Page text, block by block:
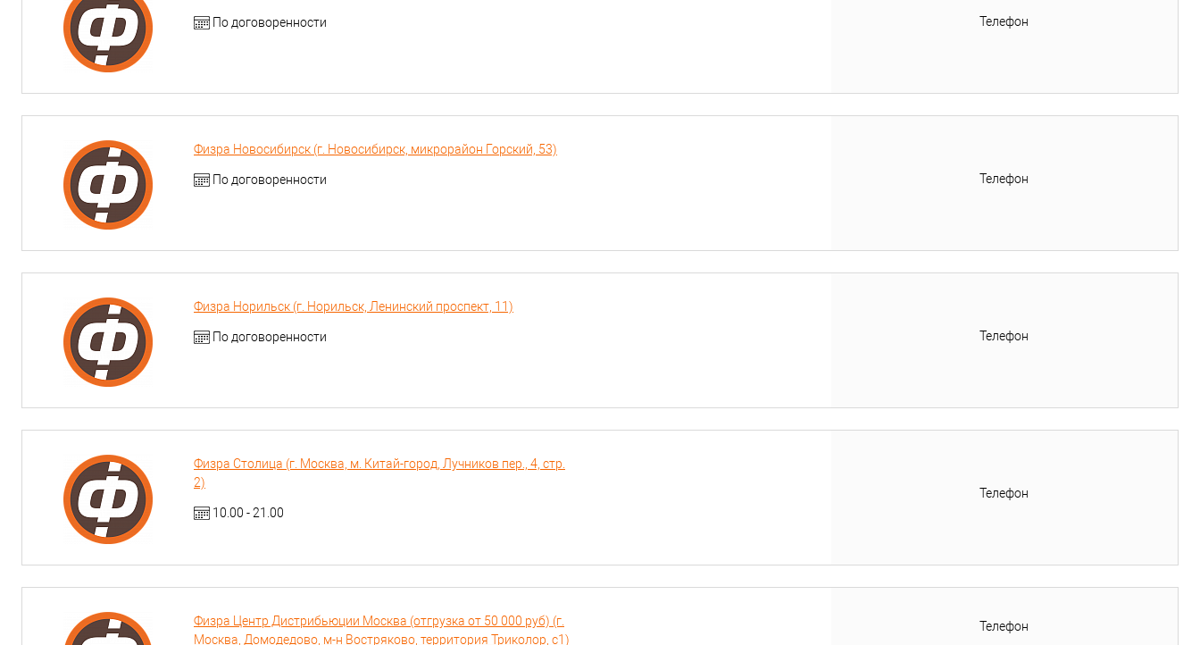
По договоренности Телефон
Физра Новосибирск (г. Новосибирск, микрорайон Горский, 53)
По договоренности Телефон
Физра Норильск (г. Норильск, Ленинский проспект, 11)
По договоренности Телефон
Физра Столица (г. Москва, м. Китай-город, Лучников пер., 4, стр.
2)
10.00 - 21.00
Телефон
Физра Центр Дистрибьюции Москва (отгрузка от 50 000 руб) (г.
Москва, Домодедово, м-н Востряково, территория Триколор, с1)
Телефон